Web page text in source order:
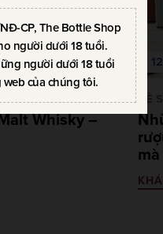
CP, The Bottle Shop
người dưới 18 tuổi.
người dưới 18 tuổi
của chúng tôi.
Whisky –